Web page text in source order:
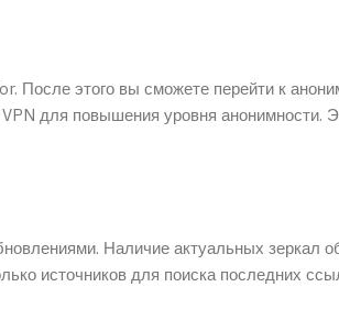
После этого вы сможете перейти к
для повышения уровня анонимности.
Наличие актуальных зеркал
источников для поиска последних